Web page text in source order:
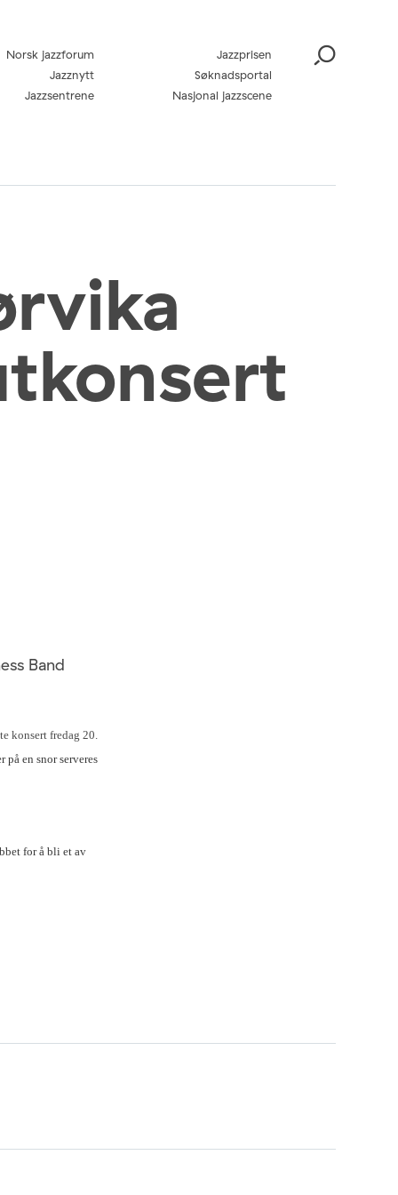
Norsk jazzforum
Jazzprisen
Jazznytt
Søknadsportal
Jazzsentrene
Nasjonal jazzscene
Band
konsert fredag 20.
en snor serveres
for å bli et av